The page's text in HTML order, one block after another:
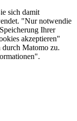
sich damit
"Nur notwendie
Ihrer
akzeptieren"
durch Matomo zu.